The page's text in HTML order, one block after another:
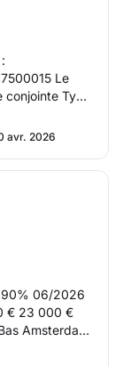
Le
Type
avr. 2026
90% 06/2026
€ 23 000 €
Amsterdam